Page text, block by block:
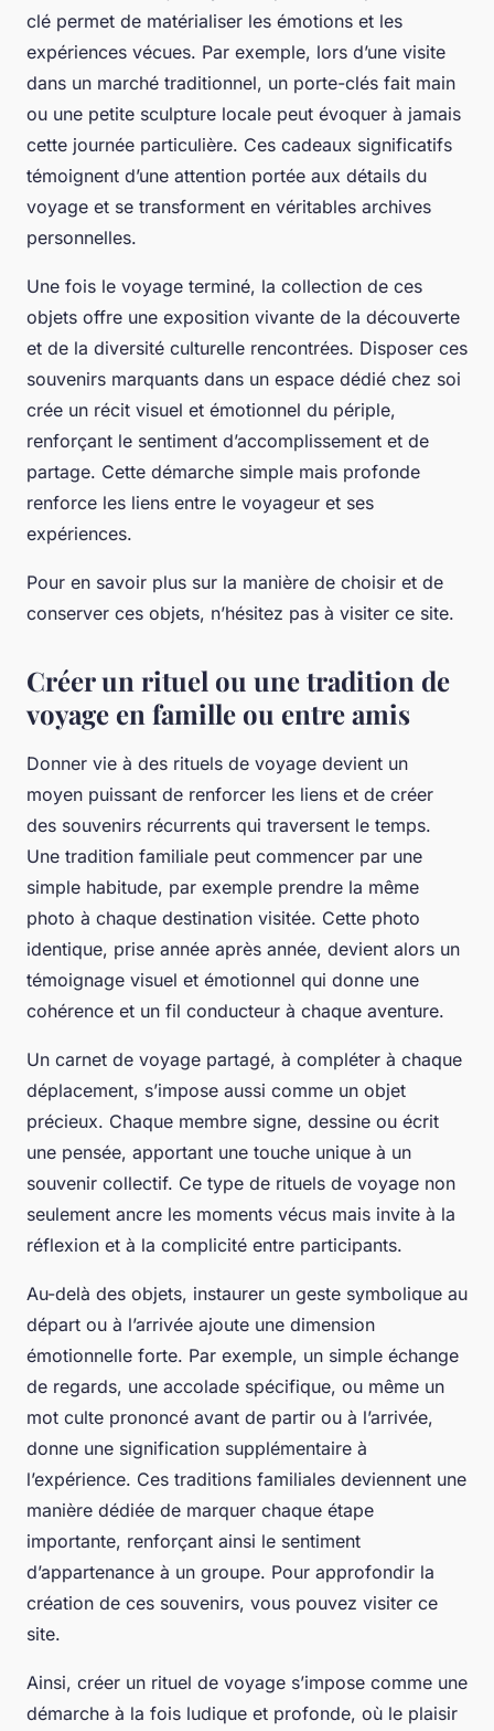
clé permet de matérialiser les émotions et les
expériences vécues. Par exemple, lors d’une visite
dans un marché traditionnel, un porte-clés fait main
ou une petite sculpture locale peut évoquer à jamais
cette journée particulière. Ces cadeaux significatifs
témoignent d’une attention portée aux détails du
voyage et se transforment en véritables archives
personnelles.
Une fois le voyage terminé, la collection de ces
objets offre une exposition vivante de la découverte
et de la diversité culturelle rencontrées. Disposer ces
souvenirs marquants dans un espace dédié chez soi
crée un récit visuel et émotionnel du périple,
renforçant le sentiment d’accomplissement et de
partage. Cette démarche simple mais profonde
renforce les liens entre le voyageur et ses
expériences.
Pour en savoir plus sur la manière de choisir et de
conserver ces objets, n’hésitez pas à visiter ce site.
Créer un rituel ou une tradition de
voyage en famille ou entre amis
Donner vie à des rituels de voyage devient un
moyen puissant de renforcer les liens et de créer
des souvenirs récurrents qui traversent le temps.
Une tradition familiale peut commencer par une
simple habitude, par exemple prendre la même
photo à chaque destination visitée. Cette photo
identique, prise année après année, devient alors un
témoignage visuel et émotionnel qui donne une
cohérence et un fil conducteur à chaque aventure.
Un carnet de voyage partagé, à compléter à chaque
déplacement, s’impose aussi comme un objet
précieux. Chaque membre signe, dessine ou écrit
une pensée, apportant une touche unique à un
souvenir collectif. Ce type de rituels de voyage non
seulement ancre les moments vécus mais invite à la
réflexion et à la complicité entre participants.
Au-delà des objets, instaurer un geste symbolique au
départ ou à l’arrivée ajoute une dimension
émotionnelle forte. Par exemple, un simple échange
de regards, une accolade spécifique, ou même un
mot culte prononcé avant de partir ou à l’arrivée,
donne une signification supplémentaire à
l’expérience. Ces traditions familiales deviennent une
manière dédiée de marquer chaque étape
importante, renforçant ainsi le sentiment
d’appartenance à un groupe. Pour approfondir la
création de ces souvenirs, vous pouvez visiter ce
site.
Ainsi, créer un rituel de voyage s’impose comme une
démarche à la fois ludique et profonde, où le plaisir